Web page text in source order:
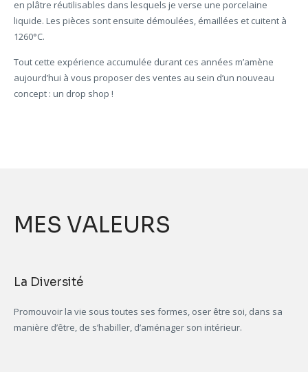
en plâtre réutilisables dans lesquels je verse une porcelaine
liquide. Les pièces sont ensuite démoulées, émaillées et cuitent à
1260°C.
Tout cette expérience accumulée durant ces années m’amène
aujourd’hui à vous proposer des ventes au sein d’un nouveau
concept : un drop shop !
MES VALEURS
La Diversité
Promouvoir la vie sous toutes ses formes, oser être soi, dans sa
manière d’être, de s’habiller, d’aménager son intérieur.